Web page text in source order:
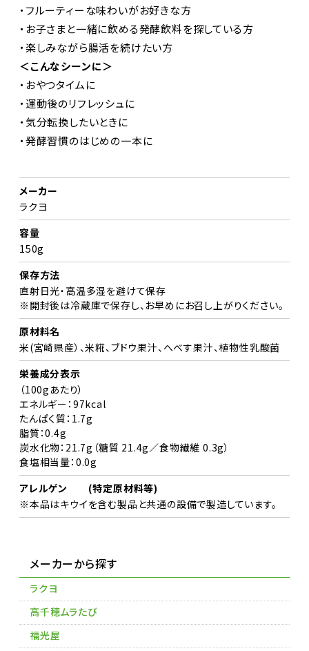
・フルーティーな味わいがお好きな方
・お子さまと一緒に飲める発酵飲料を探している方
・楽しみながら腸活を続けたい方
＜こんなシーンに＞
・おやつタイムに
・運動後のリフレッシュに
・気分転換したいときに
・発酵習慣のはじめの一本に
メーカー
ラクヨ
容量
150g
保存方法
直射日光・高温多湿を避けて保存
※開封後は冷蔵庫で保存し、お早めにお召し上がりください。
原材料名
米(宮崎県産）、米糀、ブドウ果汁、へべす果汁、植物性乳酸菌
栄養成分表示
（100gあたり）
エネルギー：97kcal
たんぱく質：1.7g
脂質：0.4g
炭水化物：21.7g（糖質 21.4g／食物繊維 0.3g）
食塩相当量：0.0g
アレルゲン (特定原材料等)
※本品はキウイを含む製品と共通の設備で製造しています。
メーカーから探す
ラクヨ
高千穂ムラたび
福光屋